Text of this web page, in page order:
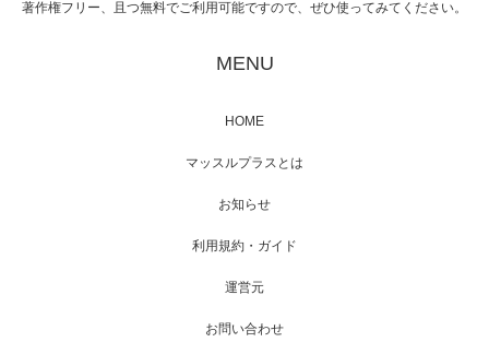
映画「メカバース」舞台挨拶へマッスルプラ
【TV】NHK BS「COOL JAPAN 」にてマッス
著作権フリー、且つ無料でご利用可能ですので、ぜひ使ってみてください。
MENU
HOME
マッスルプラスとは
お知らせ
利用規約・ガイド
運営元
お問い合わせ